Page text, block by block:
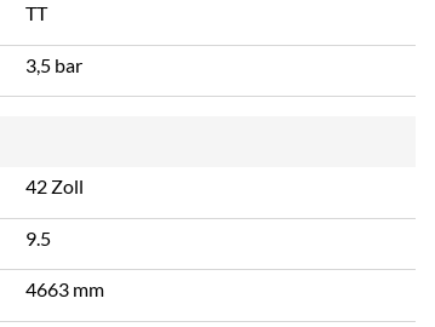
TT
3,5 bar
42 Zoll
9.5
4663 mm